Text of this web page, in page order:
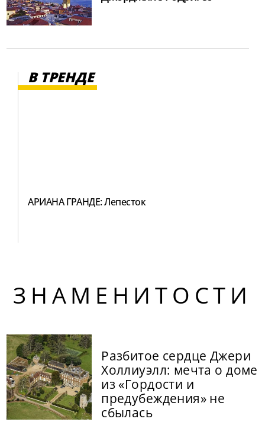
В ТРЕНДЕ
АРИАНА ГРАНДЕ: Лепесток
ЗНАМЕНИТОСТИ
Разбитое сердце Джери
Холлиуэлл: мечта о доме
из «Гордости и
предубеждения» не
сбылась